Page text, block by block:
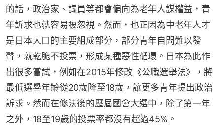
的話，政治家、議員等都會偏向為老年人謀權益，青
年訴求也就容易被忽視。然而，也正因為中老年人才
是日本人口的主要組成部分，部分青年自問難以發
聲，就乾脆不投票，形成某種惡性循環。日本為此作
出很多嘗試，例如在2015年修改《公職選舉法》，將
最低選舉年齡從20歲降至18歲，讓更多青年提出政治
訴求。然而在修法後的歷屆國會大選中，除了第一年
之外，18至19歲的投票率都沒有超過45%。